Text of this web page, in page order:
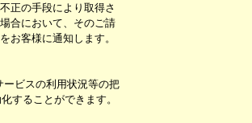
正の手段により取得さ
合において、そのご請
お客様に通知します。
ービスの利用状況等の把
することができます。